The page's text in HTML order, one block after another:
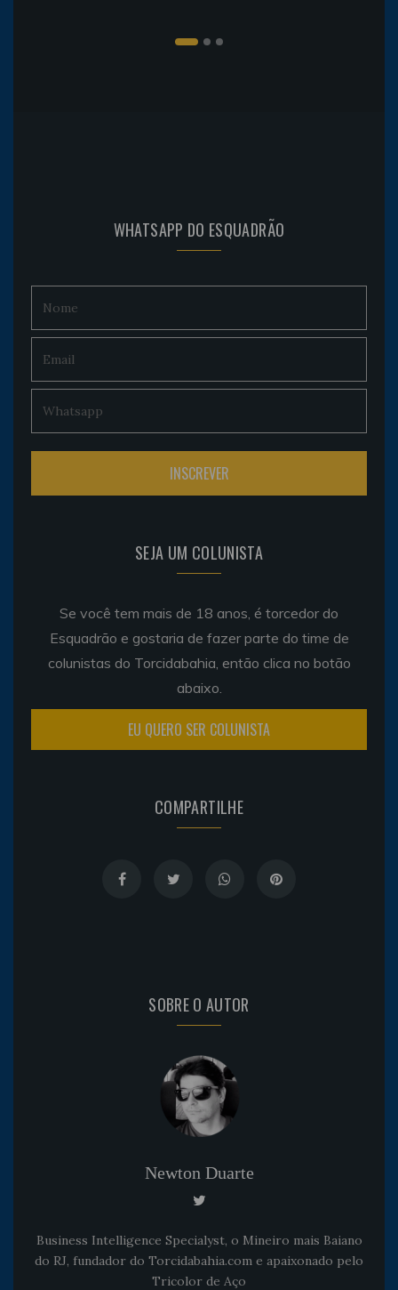
WHATSAPP DO ESQUADRÃO
SEJA UM COLUNISTA
Se você tem mais de 18 anos, é torcedor do
Esquadrão e gostaria de fazer parte do time de
colunistas do Torcidabahia, então clica no botão
abaixo.
EU QUERO SER COLUNISTA
COMPARTILHE
SOBRE O AUTOR
Newton Duarte
Business Intelligence Specialyst, o Mineiro mais Baiano
do RJ, fundador do Torcidabahia.com e apaixonado pelo
Tricolor de Aço